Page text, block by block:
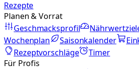
Rezepte
Planen & Vorrat
Geschmacksprofil
Wochenplan
Saisonkalender
Rezeptvorschläge
Timer
Für Profis